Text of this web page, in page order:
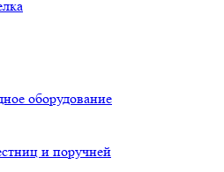
оборудование
и поручней